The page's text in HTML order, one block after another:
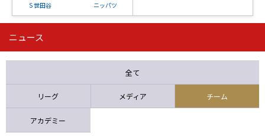
Ｓ世田谷 ニッパツ
第16節 09/05 (土) 15:00
ニッパツ 石人の星
ニュース
全て
リーグ メディア チーム
アカデミー